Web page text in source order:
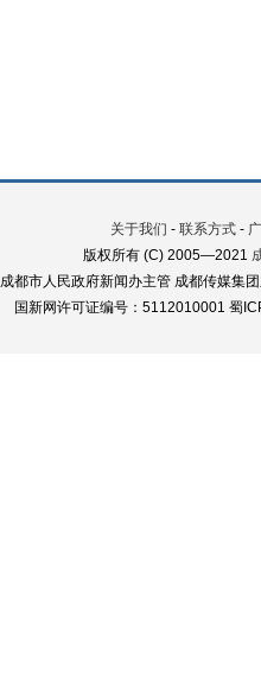
关于我们 - 联系方式 -
版权所有 (C) 2005—2021
成都市人民政府新闻办主管 成都传媒集
国新网许可证编号：5112010001 蜀